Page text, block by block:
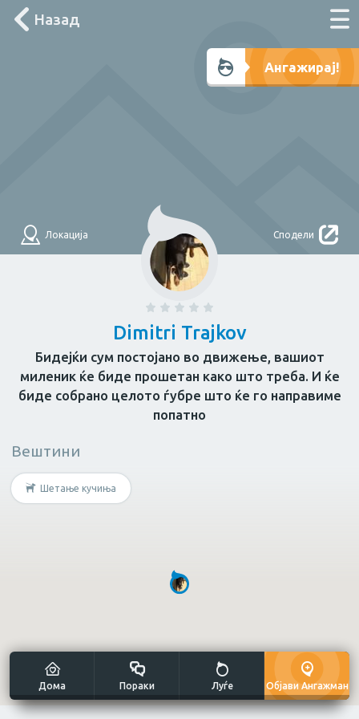
Филтри
Што треба денес?
Мајстор
Нутриционист
Не е потребна специфична
вештина?
Готвач Рачна изработка
Сликање на
платно
Локација Сподели
Dimitri Trajkov
Бидејќи сум постојано во движење, вашиот
миленик ќе биде прошетан како што треба. И ќе
биде собрано целото ѓубре што ќе го направиме
попатно
Вештини
Шетање кучиња
Ангажирај!
Дома Пораки Луѓе Објави Ангажман
Назад